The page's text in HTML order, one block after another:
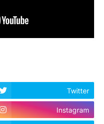
Twitter
Instagram